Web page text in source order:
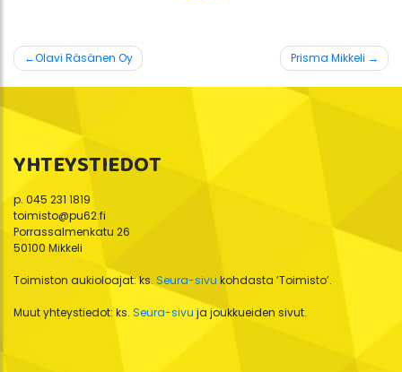
Artikkelien
selaus
Olavi Räsänen Oy Prisma Mikkeli
YHTEYSTIEDOT
p. 045 231 1819
toimisto@pu62.fi
Porrassalmenkatu 26
50100 Mikkeli
Toimiston aukioloajat: ks. Seura-sivu kohdasta ’Toimisto’.
Muut yhteystiedot: ks. Seura-sivu ja joukkueiden sivut.